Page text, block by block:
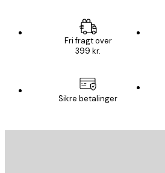
Fri fragt over
399 kr.
Sikre betalinger